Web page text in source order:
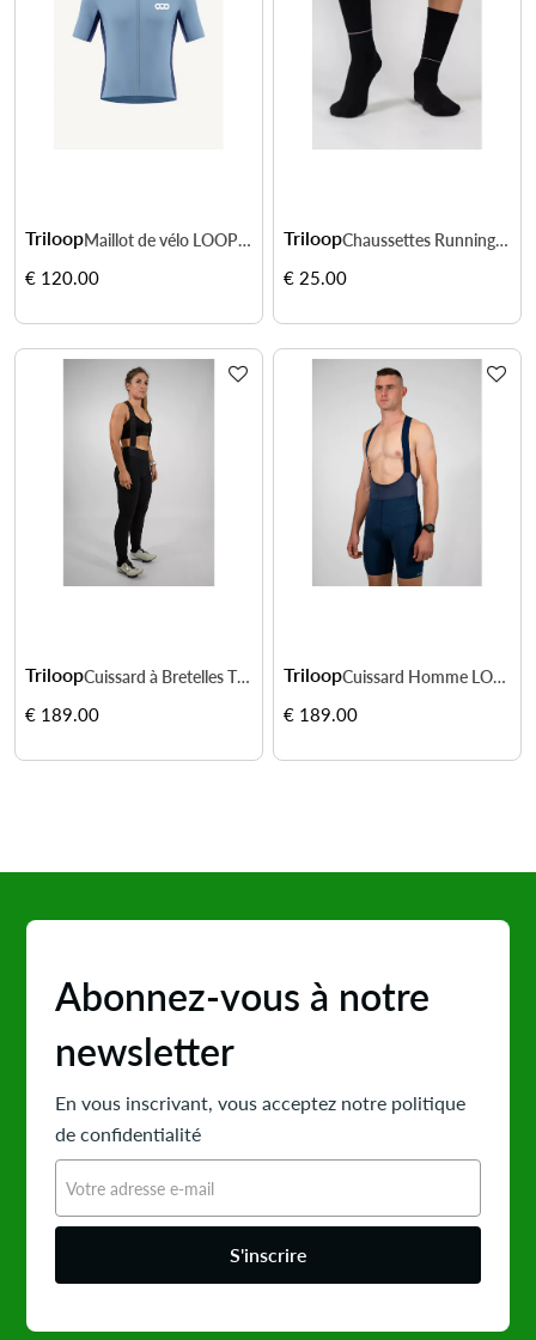
Triloop Maillot de vélo LOOPER Femme Made in Italy et Recyclé — BOSA
€ 120.00
Triloop Chaussettes Running Thermal+ Vercors
€ 25.00
Triloop Cuissard à Bretelles Thermique IMPACT Femme
€ 189.00
Triloop Cuissard Homme LOOPER Made in France et Recyclé — TOULON
€ 189.00
Abonnez-vous à notre
newsletter
En vous inscrivant, vous acceptez notre politique
de confidentialité
S'inscrire